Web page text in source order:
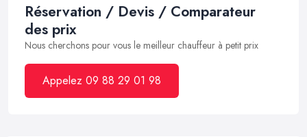
Réservation / Devis / Comparateur
des prix
Nous cherchons pour vous le meilleur chauffeur à petit prix
Appelez 09 88 29 01 98